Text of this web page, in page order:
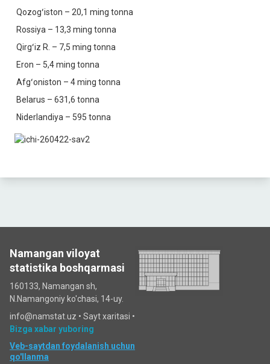
Qozogʻiston – 20,1 ming tonna
Rossiya – 13,3 ming tonna
Qirgʻiz R. – 7,5 ming tonna
Eron – 5,4 ming tonna
Afgʻoniston – 4 ming tonna
Belarus – 631,6 tonna
Niderlandiya – 595 tonna
Namangan viloyat
statistika boshqarmasi
160133, Namangan sh,
N.Namangoniy ko'chasi, 14-uy.
info@namstat.uz • Sayt xaritasi •
Bizga xabar yuboring
Veb-saytdan foydalanish uchun
qo'llanma